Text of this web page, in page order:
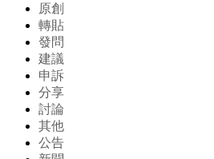
原創
轉貼
發問
建議
申訴
分享
討論
其他
公告